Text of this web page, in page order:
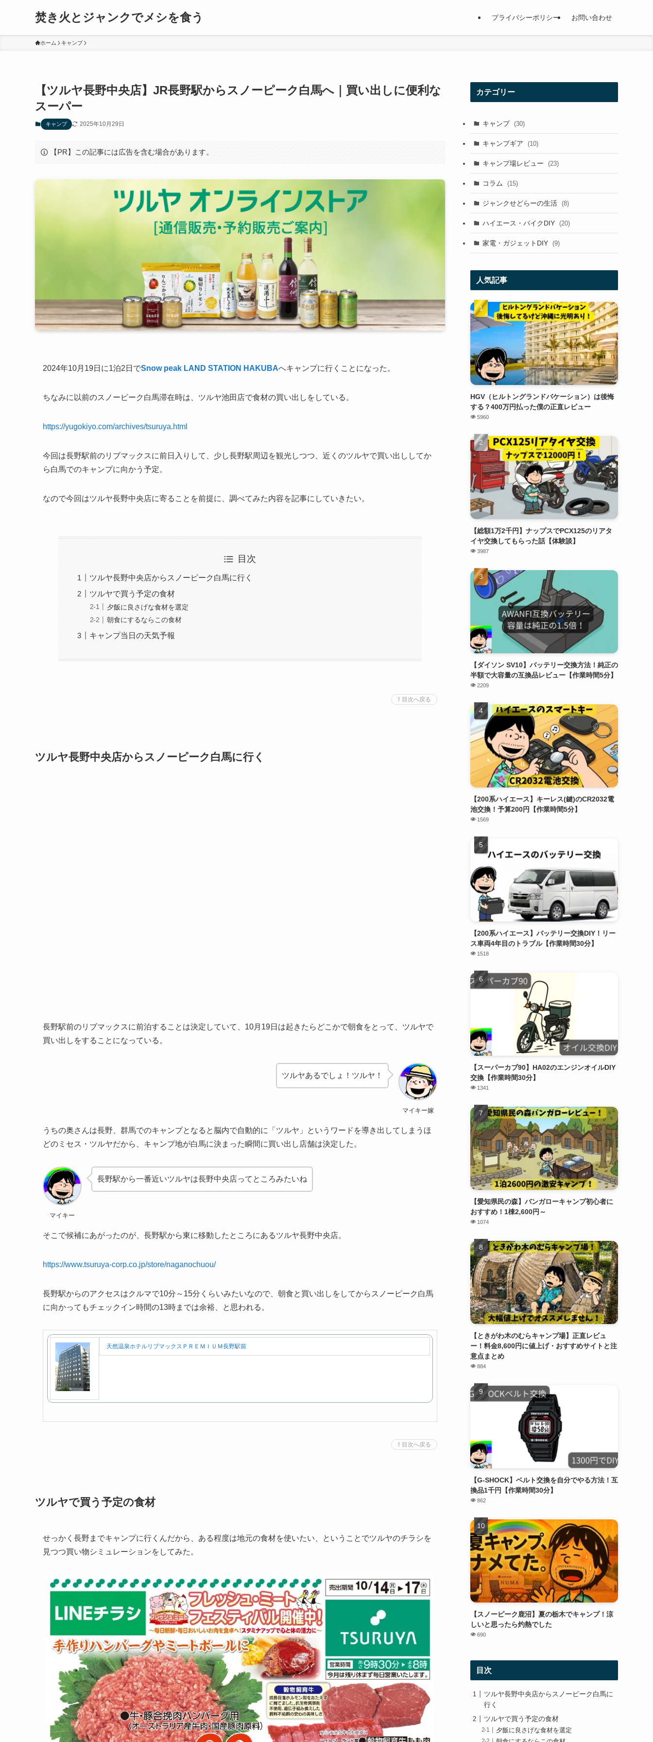
焚き火とジャンクでメシを食う プライバシーポリシー お問い合わせ
ホーム キャンプ
【ツルヤ長野中央店】JR長野駅からスノーピーク白馬へ｜買い出しに便利な
スーパー
キャンプ 2025年10月29日
【PR】この記事には広告を含む場合があります。
2024年10月19日に1泊2日でSnow peak LAND STATION HAKUBAへキャンプに行くことになった。
ちなみに以前のスノーピーク白馬滞在時は、ツルヤ池田店で食材の買い出しをしている。
https://yugokiyo.com/archives/tsuruya.html
今回は長野駅前のリブマックスに前日入りして、少し長野駅周辺を観光しつつ、近くのツルヤで買い出ししてか
ら白馬でのキャンプに向かう予定。
なので今回はツルヤ長野中央店に寄ることを前提に、調べてみた内容を記事にしていきたい。
目次
ツルヤ長野中央店からスノーピーク白馬に行く
ツルヤで買う予定の食材
夕飯に良さげな食材を選定
朝食にするならこの食材
キャンプ当日の天気予報
⇧ 目次へ戻る
ツルヤ長野中央店からスノーピーク白馬に行く
長野駅前のリブマックスに前泊することは決定していて、10月19日は起きたらどこかで朝食をとって、ツルヤで
買い出しをすることになっている。
マイキー嫁
ツルヤあるでしょ！ツルヤ！
うちの奥さんは長野、群馬でのキャンプとなると脳内で自動的に「ツルヤ」というワードを導き出してしまうほ
どのミセス・ツルヤだから、キャンプ地が白馬に決まった瞬間に買い出し店舗は決定した。
マイキー
長野駅から一番近いツルヤは長野中央店ってところみたいね
そこで候補にあがったのが、長野駅から東に移動したところにあるツルヤ長野中央店。
https://www.tsuruya-corp.co.jp/store/naganochuou/
長野駅からのアクセスはクルマで10分～15分くらいみたいなので、朝食と買い出しをしてからスノーピーク白馬
に向かってもチェックイン時間の13時までは余裕、と思われる。
天然温泉ホテルリブマックスＰＲＥＭＩＵＭ長野駅前
⇧ 目次へ戻る
ツルヤで買う予定の食材
せっかく長野までキャンプに行くんだから、ある程度は地元の食材を使いたい、ということでツルヤのチラシを
見つつ買い物シミュレーションをしてみた。
カテゴリー
キャンプ (30)
キャンプギア (10)
キャンプ場レビュー (23)
コラム (15)
ジャンクせどらーの生活 (8)
ハイエース・バイクDIY (20)
家電・ガジェットDIY (9)
人気記事
HGV（ヒルトングランドバケーション）は後悔
する？400万円払った僕の正直レビュー
5960
【総額1万2千円】ナップスでPCX125のリアタ
イヤ交換してもらった話【体験談】
3987
【ダイソン SV10】バッテリー交換方法！純正の
半額で大容量の互換品レビュー【作業時間5分】
2209
【200系ハイエース】キーレス(鍵)のCR2032電
池交換！予算200円【作業時間5分】
1569
【200系ハイエース】バッテリー交換DIY！リー
ス車両4年目のトラブル【作業時間30分】
1518
【スーパーカブ90】HA02のエンジンオイルDIY
交換【作業時間30分】
1341
【愛知県民の森】バンガローキャンプ初心者に
おすすめ！1棟2,600円～
1074
【ときがわ木のむらキャンプ場】正直レビュ
ー！料金8,600円に値上げ・おすすめサイトと注
意点まとめ
884
【G-SHOCK】ベルト交換を自分でやる方法！互
換品1千円【作業時間30分】
862
【スノーピーク鹿沼】夏の栃木でキャンプ！涼
しいと思ったら灼熱でした
690
目次
ツルヤ長野中央店からスノーピーク白馬に
行く
ツルヤで買う予定の食材
夕飯に良さげな食材を選定